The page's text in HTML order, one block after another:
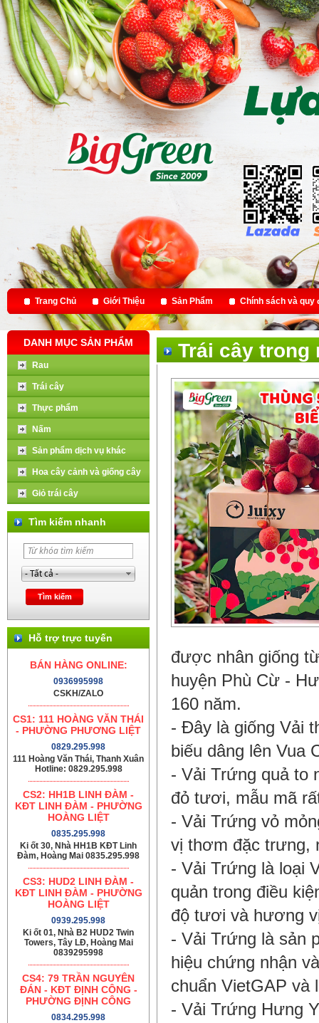
Trang Chủ Giới Thiệu Sản Phẩm Chính sách và quy
DANH MỤC SẢN PHẨM
Rau
Trái cây
Thực phẩm
Nấm
Sản phẩm dịch vụ khác
Hoa cây cảnh và giống cây
Giỏ trái cây
Tìm kiếm nhanh
Hỗ trợ trực tuyến
BÁN HÀNG ONLINE:
0936995998
CSKH/ZALO
CS1: 111 HOÀNG VĂN THÁI
- PHƯỜNG PHƯƠNG LIỆT
0829.295.998
111 Hoàng Văn Thái, Thanh Xuân
Hotline: 0829.295.998
CS2: HH1B LINH ĐÀM -
KĐT LINH ĐÀM - PHƯỜNG
HOÀNG LIỆT
0835.295.998
Ki ốt 30, Nhà HH1B KĐT Linh
Đàm, Hoàng Mai 0835.295.998
CS3: HUD2 LINH ĐÀM -
KĐT LINH ĐÀM - PHƯỜNG
HOÀNG LIỆT
0939.295.998
Ki ốt 01, Nhà B2 HUD2 Twin
Towers, Tây LĐ, Hoàng Mai
0839295998
CS4: 79 TRẦN NGUYÊN
ĐÁN - KĐT ĐỊNH CÔNG -
PHƯỜNG ĐỊNH CÔNG
0834.295.998
Trái cây trong
được nhân giống
huyện Phù Cừ -
160 năm.
- Đây là giống Vải
biếu dâng lên Vua
- Vải Trứng quả to
đỏ tươi, mẫu mã
- Vải Trứng vỏ
vị thơm đặc trưng,
- Vải Trứng là loại
quản trong điều
độ tươi và hương
- Vải Trứng là sản
hiệu chứng nhận
chuẩn VietGAP và
- Vải Trứng Hưng